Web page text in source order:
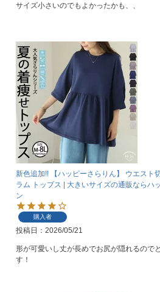
サイズ小さいのでもよかったかも、、
新色追加!! 【ハッピーさらりん】 ウエスト
ラム トップス | 大きいサイズの通販ならハ
ン
購入者
投稿日 2026/05/21
形が可愛いし丈が長めでお尻が隠れるので
す！